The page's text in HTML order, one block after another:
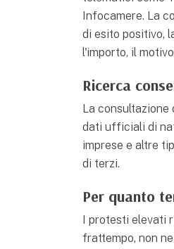
Infocamere. La
di esito positivo,
l'importo, il
Ricerca
La
dati ufficiali di
imprese e altre
di terzi.
Per quanto
I protesti elevati
frattempo, non